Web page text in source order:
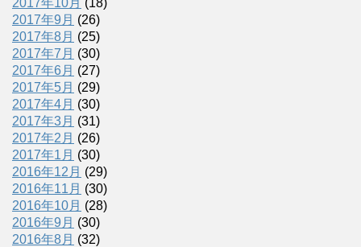
2017年9月 (26)
2017年8月 (25)
2017年7月 (30)
2017年6月 (27)
2017年5月 (29)
2017年4月 (30)
2017年3月 (31)
2017年2月 (26)
2017年1月 (30)
2016年12月 (29)
2016年11月 (30)
2016年10月 (28)
2016年9月 (30)
2016年8月 (32)